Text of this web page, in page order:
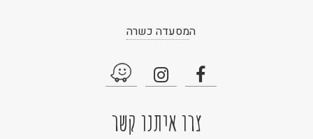
המסעדה כשרה
צרו איתנו קשר